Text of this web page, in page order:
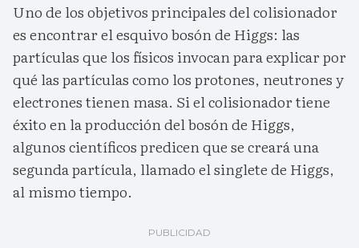
Uno de los objetivos principales del colisionador
es encontrar el esquivo bosón de Higgs: las
partículas que los físicos invocan para explicar por
qué las partículas como los protones, neutrones y
electrones tienen masa. Si el colisionador tiene
éxito en la producción del bosón de Higgs,
algunos científicos predicen que se creará una
segunda partícula, llamado el singlete de Higgs,
al mismo tiempo.